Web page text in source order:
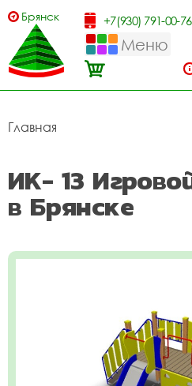
Брянск +7(930) 791-00-76
Меню
Главная
ИК- 13
в Брянске